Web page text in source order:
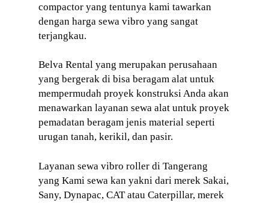
compactor yang tentunya kami tawarkan
dengan harga sewa vibro yang sangat
terjangkau.
Belva Rental yang merupakan perusahaan
yang bergerak di bisa beragam alat untuk
mempermudah proyek konstruksi Anda akan
menawarkan layanan sewa alat untuk proyek
pemadatan beragam jenis material seperti
urugan tanah, kerikil, dan pasir.
Layanan sewa vibro roller di Tangerang
yang Kami sewa kan yakni dari merek Sakai,
Sany, Dynapac, CAT atau Caterpillar, merek